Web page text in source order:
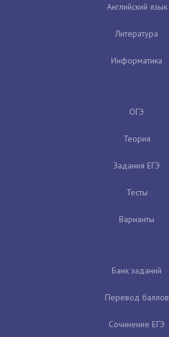
Английский язык
Литература
Информатика
ОГЭ
Теория
Задания ЕГЭ
Тесты
Варианты
Банк заданий
Перевод баллов
Сочинение ЕГЭ